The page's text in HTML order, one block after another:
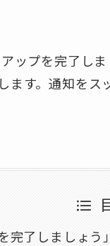
ップを完了し
ます。通知を
完了しましょう